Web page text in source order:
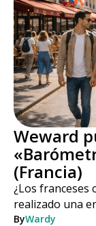
Weward
(Francia)
¿Los franceses
realizado una
ByWardy